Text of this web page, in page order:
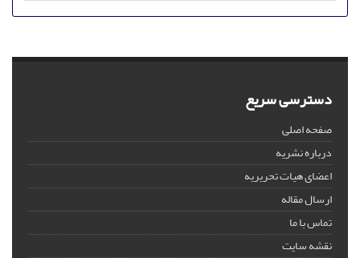
دسترسی سریع
صفحه اصلی
درباره نشریه
اعضای هیات تحریریه
ارسال مقاله
تماس با ما
نقشه سایت